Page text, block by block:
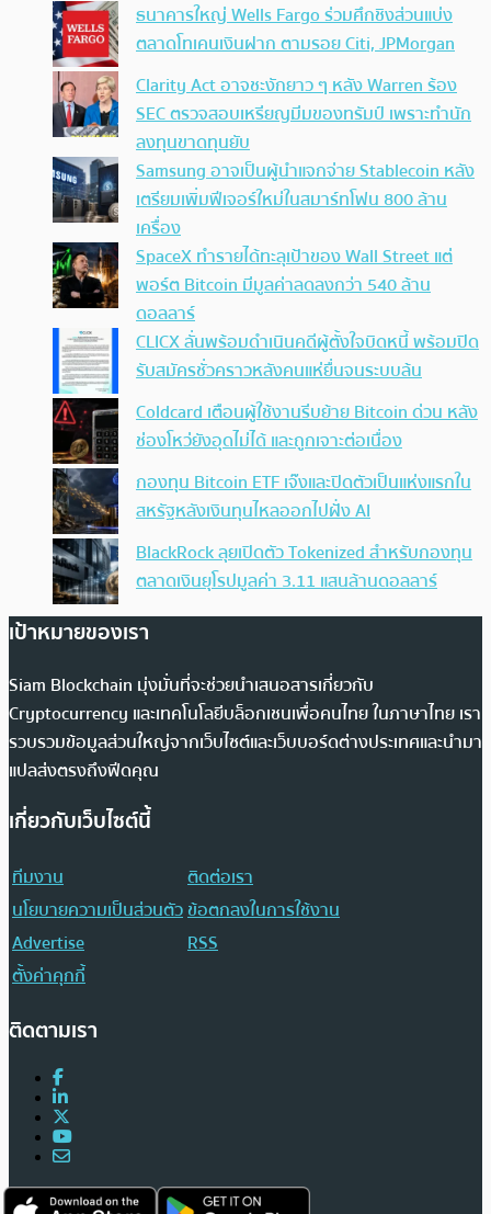
ธนาคารใหญ่ Wells Fargo ร่วมศึกชิงส่วนแบ่ง
ตลาดโทเคนเงินฝาก ตามรอย Citi, JPMorgan
Clarity Act อาจชะงักยาว ๆ หลัง Warren ร้อง
SEC ตรวจสอบเหรียญมีมของทรัมป์ เพราะทำนัก
ลงทุนขาดทุนยับ
Samsung อาจเป็นผู้นำแจกจ่าย Stablecoin หลัง
เตรียมเพิ่มฟีเจอร์ใหม่ในสมาร์ทโฟน 800 ล้าน
เครื่อง
SpaceX ทำรายได้ทะลุเป้าของ Wall Street แต่
พอร์ต Bitcoin มีมูลค่าลดลงกว่า 540 ล้าน
ดอลลาร์
CLICX ลั่นพร้อมดำเนินคดีผู้ตั้งใจบิดหนี้ พร้อมปิด
รับสมัครชั่วคราวหลังคนแห่ยื่นจนระบบล้น
Coldcard เตือนผู้ใช้งานรีบย้าย Bitcoin ด่วน หลัง
ช่องโหว่ยังอุดไม่ได้ และถูกเจาะต่อเนื่อง
กองทุน Bitcoin ETF เจ๊งและปิดตัวเป็นแห่งแรกใน
สหรัฐหลังเงินทุนไหลออกไปฝั่ง AI
BlackRock ลุยเปิดตัว Tokenized สำหรับกองทุน
ตลาดเงินยุโรปมูลค่า 3.11 แสนล้านดอลลาร์
เป้าหมายของเรา
Siam Blockchain มุ่งมั่นที่จะช่วยนำเสนอสารเกี่ยวกับ
Cryptocurrency และเทคโนโลยีบล็อกเชนเพื่อคนไทย ในภาษาไทย เรา
รวบรวมข้อมูลส่วนใหญ่จากเว็บไซต์และเว็บบอร์ดต่างประเทศและนำมา
แปลส่งตรงถึงฟีดคุณ
เกี่ยวกับเว็บไซต์นี้
ทีมงาน
ติดต่อเรา
นโยบายความเป็นส่วนตัวข้อตกลงในการใช้งาน
Advertise
RSS
ตั้งค่าคุกกี้
ติดตามเรา